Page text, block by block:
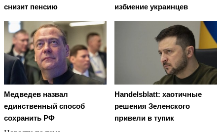
снизит пенсию
избиение украинцев
Медведев назвал
единственный способ
сохранить РФ
Handelsblatt: хаотичные
решения Зеленского
привели в тупик